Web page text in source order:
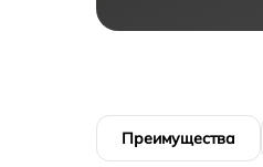
Преимущества